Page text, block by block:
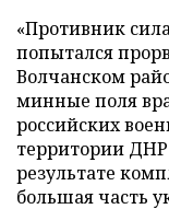
«Противник
попытался
Волчанском
минные поля
российских
территории ДНР
результате
большая часть